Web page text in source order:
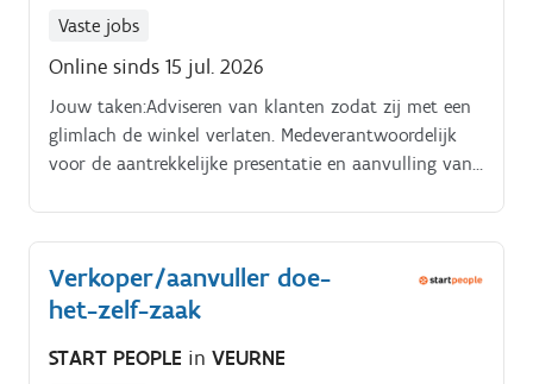
Vaste jobs
Online sinds 15 jul. 2026
Jouw taken:Adviseren van klanten zodat zij met een
glimlach de winkel verlaten. Medeverantwoordelijk
voor de aantrekkelijke presentatie en aanvulling van
Verkoper/aanvuller doe-
het-zelf-zaak
START PEOPLE in VEURNE